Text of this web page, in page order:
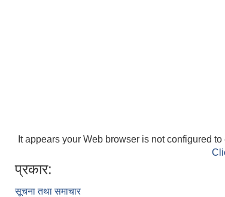
It appears your Web browser is not configured
प्रकार:
सूचना तथा समाचार